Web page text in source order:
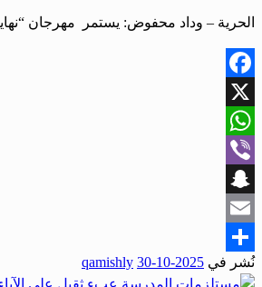
الحرية – وداد محفوض: يستمر مهرجان
Facebook
X
WhatsApp
Viber
Snapchat
Email
Share
نُشر في 2025-10-30
qamishly